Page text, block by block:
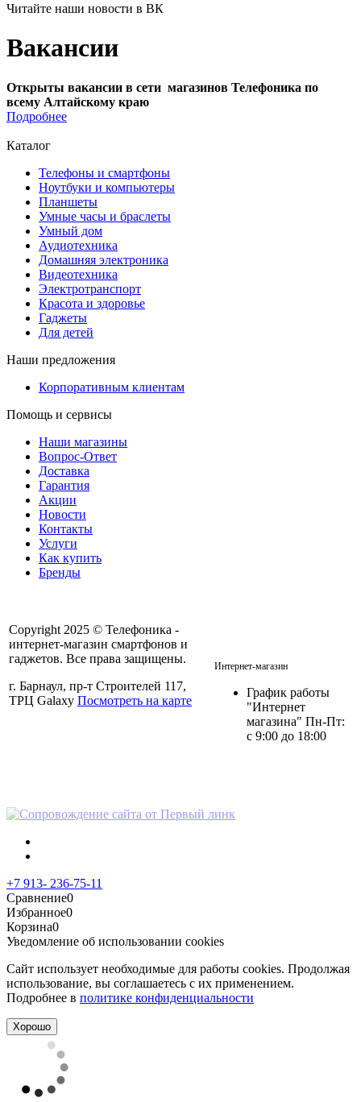
Читайте наши новости в ВК
Вакансии
Открыты вакансии в сети магазинов Телефоника по
всему Алтайскому краю
Подробнее
Каталог
Телефоны и смартфоны
Ноутбуки и компьютеры
Планшеты
Умные часы и браслеты
Умный дом
Аудиотехника
Домашняя электроника
Видеотехника
Электротранспорт
Красота и здоровье
Гаджеты
Для детей
Наши предложения
Корпоративным клиентам
Помощь и сервисы
Наши магазины
Вопрос-Ответ
Доставка
Гарантия
Акции
Новости
Контакты
Услуги
Как купить
Бренды
Copyright 2025 © Телефоника -
интернет-магазин смартфонов и
гаджетов. Все права защищены.
г. Барнаул, пр-т Строителей 117,
ТРЦ Galaxy Посмотреть на карте
Интернет-магазин
График работы
"Интернет
магазина" Пн-Пт:
с 9:00 до 18:00
+7 913- 236-75-11
Сравнение0
Избранное0
Корзина0
Уведомление об использовании cookies
Сайт использует необходимые для работы cookies. Продолжая
использование, вы соглашаетесь с их применением.
Подробнее в политике конфиденциальности
Хорошо